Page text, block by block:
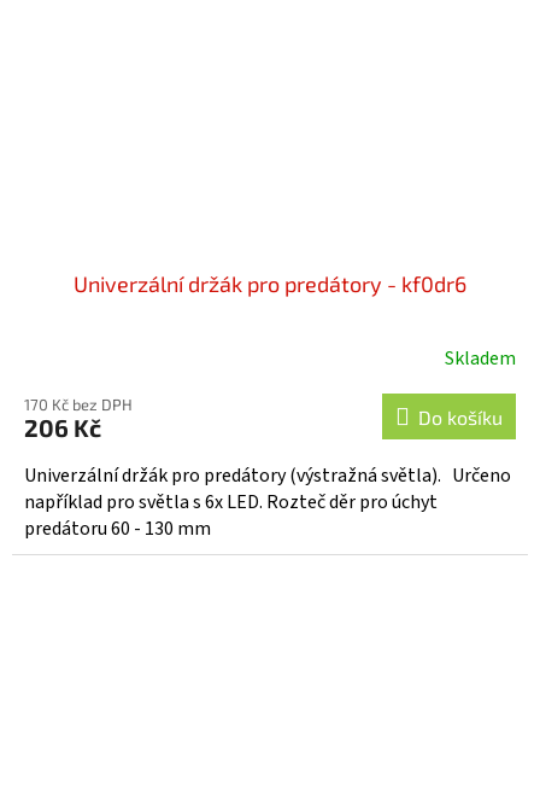
Univerzální držák pro predátory - kf0dr6
Skladem
170 Kč bez DPH
206 Kč Do košíku
Univerzální držák pro predátory (výstražná světla). Určeno
například pro světla s 6x LED. Rozteč děr pro úchyt
predátoru 60 - 130 mm